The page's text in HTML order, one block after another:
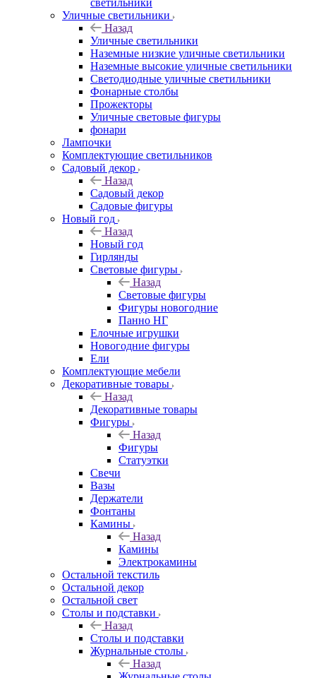
светильники
Уличные светильники
Назад
Уличные светильники
Наземные низкие уличные светильники
Наземные высокие уличные светильники
Светодиодные уличные светильники
Фонарные столбы
Прожекторы
Уличные световые фигуры
фонари
Лампочки
Комплектующие светильников
Садовый декор
Назад
Садовый декор
Садовые фигуры
Новый год
Назад
Новый год
Гирлянды
Световые фигуры
Назад
Световые фигуры
Фигуры новогодние
Панно НГ
Елочные игрушки
Новогодние фигуры
Ели
Комплектующие мебели
Декоративные товары
Назад
Декоративные товары
Фигуры
Назад
Фигуры
Статуэтки
Свечи
Вазы
Держатели
Фонтаны
Камины
Назад
Камины
Электрокамины
Остальной текстиль
Остальной декор
Остальной свет
Столы и подставки
Назад
Столы и подставки
Журнальные столы
Назад